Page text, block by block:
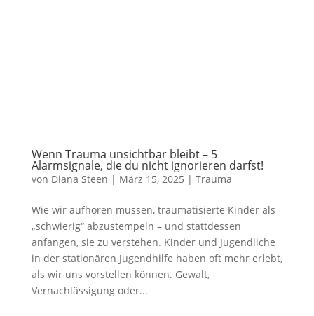
Wenn Trauma unsichtbar bleibt – 5
Alarmsignale, die du nicht ignorieren darfst!
von Diana Steen | März 15, 2025 | Trauma
Wie wir aufhören müssen, traumatisierte Kinder als
„schwierig“ abzustempeln – und stattdessen
anfangen, sie zu verstehen. Kinder und Jugendliche
in der stationären Jugendhilfe haben oft mehr erlebt,
als wir uns vorstellen können. Gewalt,
Vernachlässigung oder...